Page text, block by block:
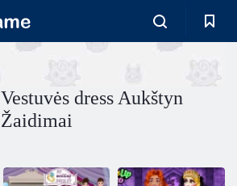
Vestuvės dress Aukštyn
Žaidimai